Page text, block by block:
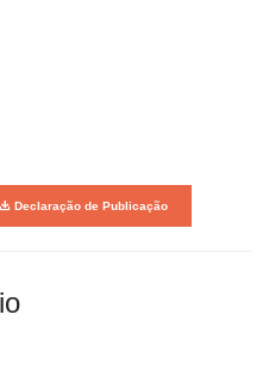
Declaração de Publicação